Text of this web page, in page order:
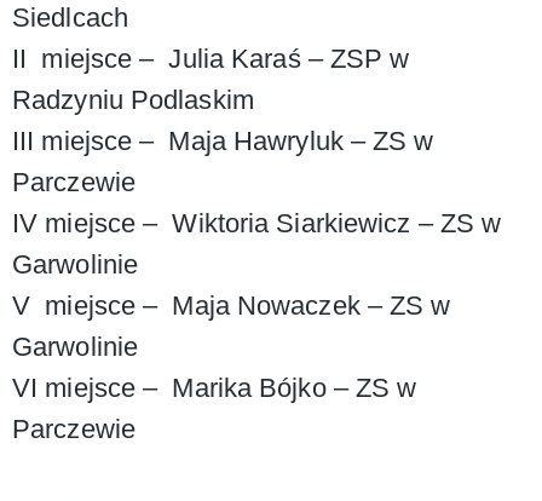
Siedlcach
II miejsce – Julia Karaś – ZSP w
Radzyniu Podlaskim
III miejsce – Maja Hawryluk – ZS w
Parczewie
IV miejsce – Wiktoria Siarkiewicz – ZS w
Garwolinie
V miejsce – Maja Nowaczek – ZS w
Garwolinie
VI miejsce – Marika Bójko – ZS w
Parczewie